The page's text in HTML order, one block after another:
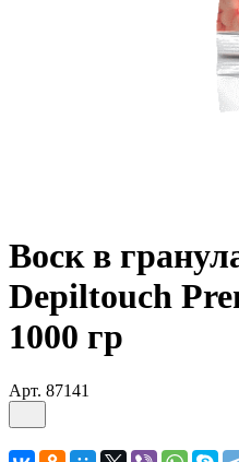
Воск в
Depiltouch
1000 гр
Арт. 87141